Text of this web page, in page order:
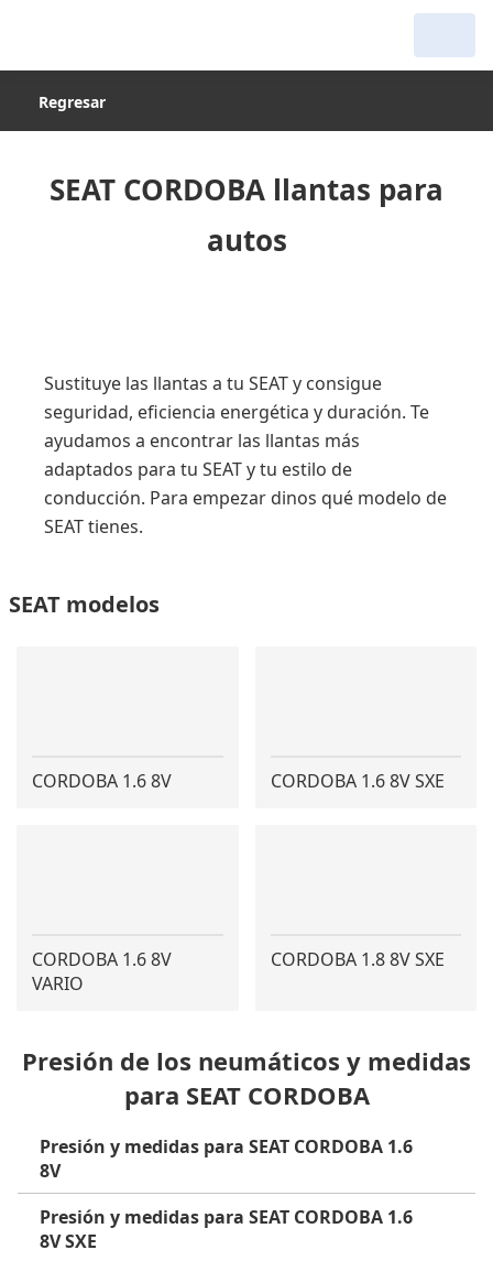
Regresar
SEAT CORDOBA llantas para
autos
Sustituye las llantas a tu SEAT y consigue
seguridad, eficiencia energética y duración. Te
ayudamos a encontrar las llantas más
adaptados para tu SEAT y tu estilo de
conducción. Para empezar dinos qué modelo de
SEAT tienes.
SEAT modelos
CORDOBA 1.6 8V CORDOBA 1.6 8V SXE
CORDOBA 1.6 8V
VARIO
CORDOBA 1.8 8V SXE
Presión de los neumáticos y medidas
para SEAT CORDOBA
Presión y medidas para SEAT CORDOBA 1.6
8V
Presión y medidas para SEAT CORDOBA 1.6
8V SXE